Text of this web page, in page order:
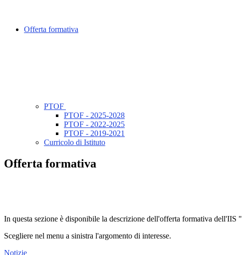
Offerta formativa
PTOF
PTOF - 2025-2028
PTOF - 2022-2025
PTOF - 2019-2021
Curricolo di Istituto
Offerta formativa
In questa sezione è disponibile la descrizione dell'offerta formativa dell'IIS "
Scegliere nel menu a sinistra l'argomento di interesse.
Notizie